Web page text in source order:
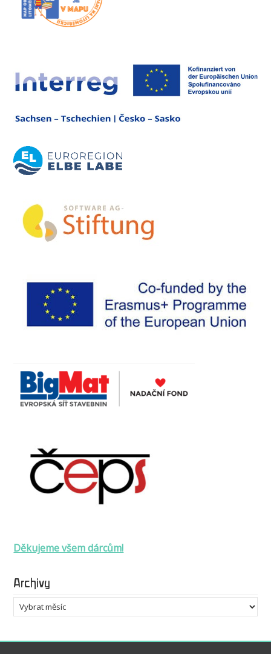
Děkujeme všem dárcům!
Archivy
Archivy